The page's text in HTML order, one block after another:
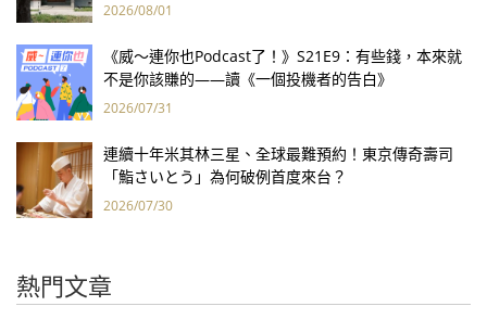
2026/08/01
《威～連你也Podcast了！》S21E9：有些錢，本來就
不是你該賺的——讀《一個投機者的告白》
2026/07/31
連續十年米其林三星、全球最難預約！東京傳奇壽司
「鮨さいとう」為何破例首度來台？
2026/07/30
熱門文章